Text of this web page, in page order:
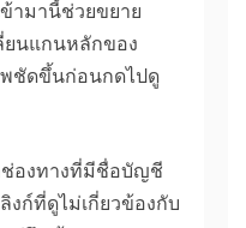
ามานี้ช่วยขยาย
ยนแกนหลักของ
ชัดขึ้นก่อนกดไปดู
ช่องทางที่มีชื่อบัญชี
งก์ที่ดูไม่เกี่ยวข้องกับ